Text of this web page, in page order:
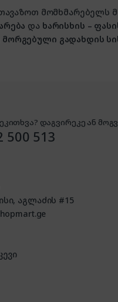
და ხარისხის –
გადახდის
დაგვირეკე ან
500 513
აგლაძის #15